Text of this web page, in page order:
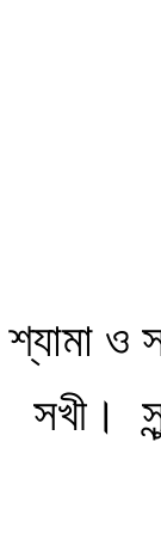
শ্যামা ও
সখী।